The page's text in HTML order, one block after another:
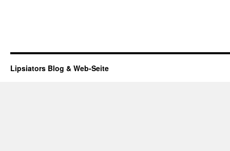
Lipsiators Blog & Web-Seite